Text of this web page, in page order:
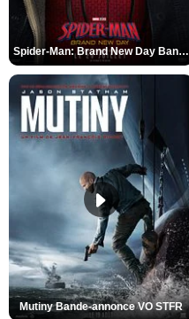
Spider-Man: Brand New Day Bande-annonce VO STFR
Mutiny Bande-annonce VO STFR